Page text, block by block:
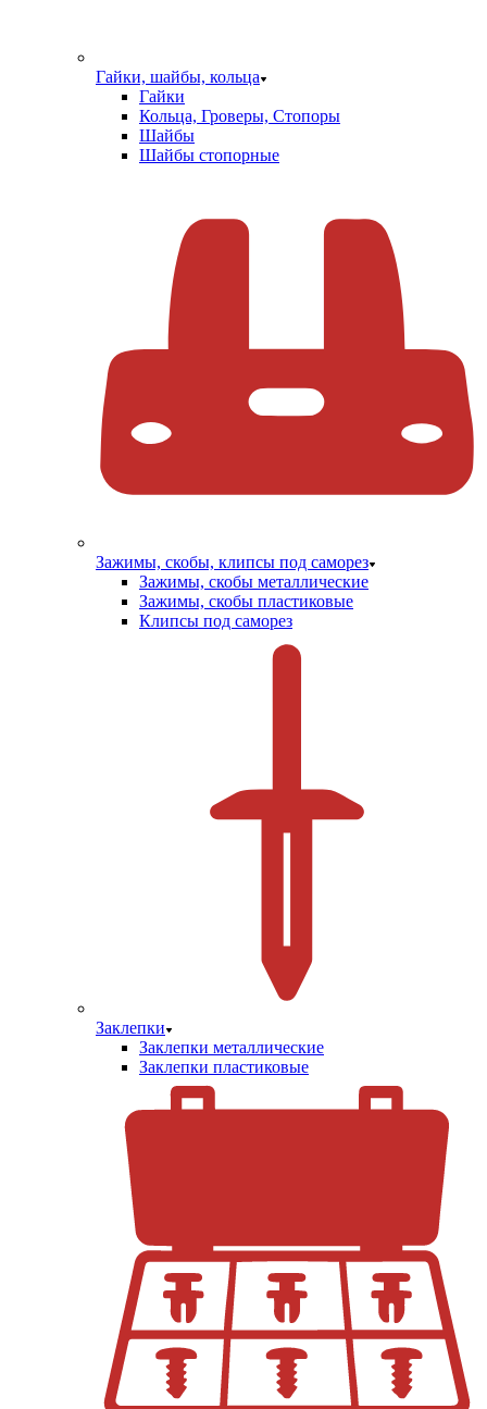
Гайки, шайбы, кольца
Гайки
Кольца, Гроверы, Стопоры
Шайбы
Шайбы стопорные
Зажимы, скобы, клипсы под саморез
Зажимы, скобы металлические
Зажимы, скобы пластиковые
Клипсы под саморез
Заклепки
Заклепки металлические
Заклепки пластиковые